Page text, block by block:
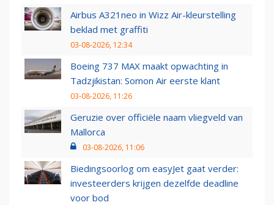
Airbus A321neo in Wizz Air-kleurstelling
beklad met graffiti
03-08-2026, 12:34
Boeing 737 MAX maakt opwachting in
Tadzjikistan: Somon Air eerste klant
03-08-2026, 11:26
Geruzie over officiële naam vliegveld van
Mallorca
03-08-2026, 11:06
Biedingsoorlog om easyJet gaat verder:
investeerders krijgen dezelfde deadline
voor bod